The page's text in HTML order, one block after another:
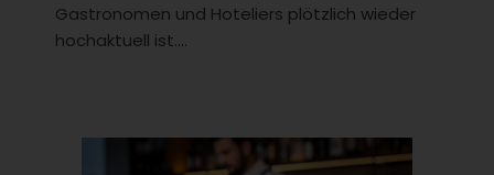
Gastronomen und Hoteliers plötzlich wieder
hochaktuell ist....